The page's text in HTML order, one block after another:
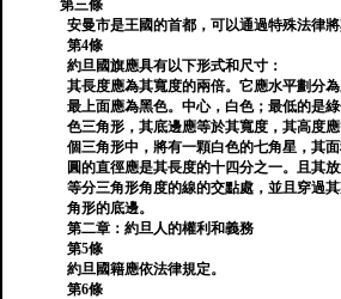
第三條
安曼市是王國的首都，可以通過特殊法律將
第4條
約旦國旗應具有以下形式和尺寸：
其長度應為其寬度的兩倍。它應水平劃分
最上面應為黑色。中心，白色；最低的是
色三角形，其底邊應等於其寬度，其高度
個三角形中，將有一顆白色的七角星，其
圓的直徑應是其長度的十四分之一。且其
等分三角形角度的線的交點處，並且穿過
角形的底邊。
第二章：約旦人的權利和義務
第5條
約旦國籍應依法律規定。
第6條